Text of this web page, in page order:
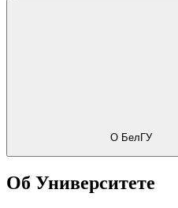
О БелГУ
Об Университете